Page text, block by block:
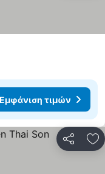
Εμφάνιση τιμών